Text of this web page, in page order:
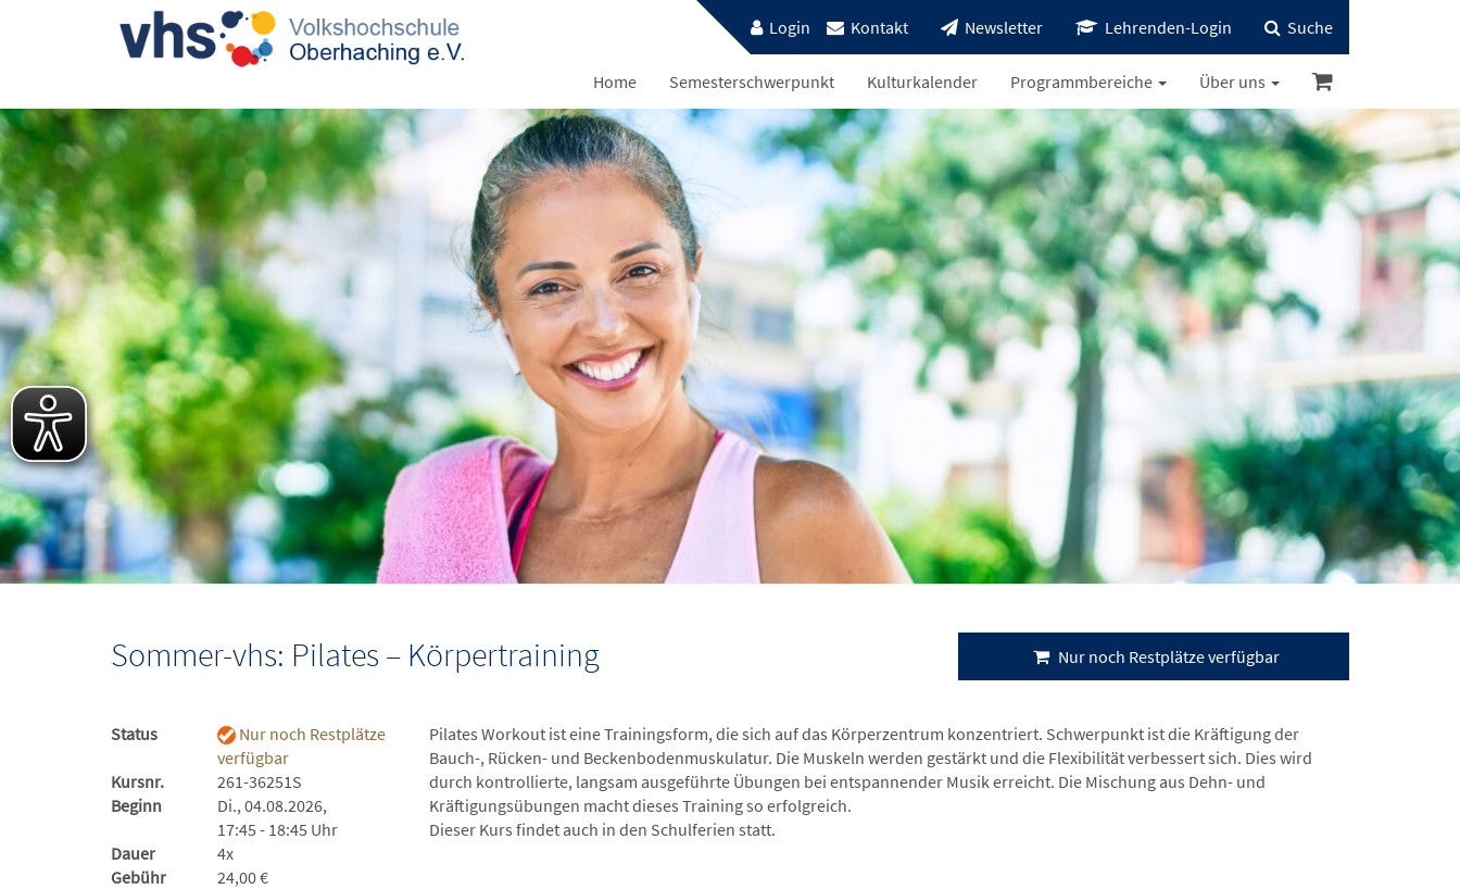
Login Kontakt Newsletter Lehrenden-Login Suche
Home Semesterschwerpunkt Kulturkalender Programmbereiche Über uns
Sommer-vhs: Pilates – Körpertraining Nur noch Restplätze verfügbar
Status
Nur noch Restplätze
verfügbar
Kursnr.
261-36251S
Beginn
Di., 04.08.2026,
17:45 - 18:45 Uhr
Dauer
4x
Gebühr
24,00 €
Pilates Workout ist eine Trainingsform, die sich auf das Körperzentrum konzentriert. Schwerpunkt ist die Kräftigung der
Bauch-, Rücken- und Beckenbodenmuskulatur. Die Muskeln werden gestärkt und die Flexibilität verbessert sich. Dies wird
durch kontrollierte, langsam ausgeführte Übungen bei entspannender Musik erreicht. Die Mischung aus Dehn- und
Kräftigungsübungen macht dieses Training so erfolgreich.
Dieser Kurs findet auch in den Schulferien statt.